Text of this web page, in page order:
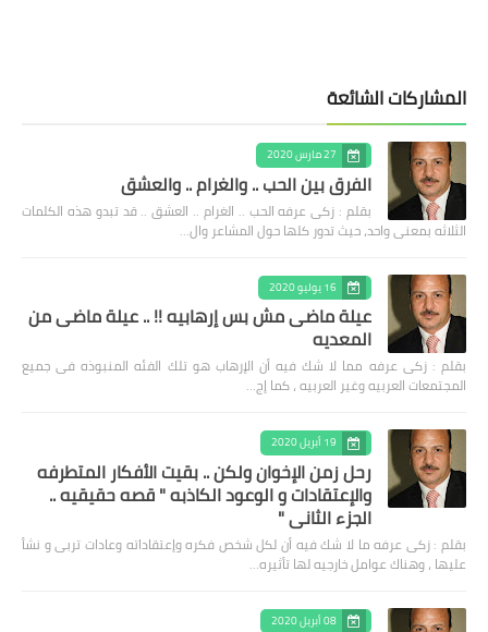
المشاركات الشائعة
27 مارس 2020
الفرق بين الحب .. والغرام .. والعشق
بقلم : زكى عرفه الحب .. الغرام .. العشق .. قد تبدو هذه الكلمات
الثلاثه بمعنى واحد، حيث تدور كلها حول المشاعر وال…
16 يوليو 2020
عيلة ماضى مش بس إرهابيه !! .. عيلة ماضى من
المعديه
بقلم : زكى عرفه مما لا شك فيه أن الإرهاب هو تلك الفئه المنبوذه فى جميع
المجتمعات العربيه وغير العربيه ، كما إج…
19 أبريل 2020
رحل زمن الإخوان ولكن .. بقيت الأفكار المتطرفه
والإعتقادات و الوعود الكاذبه " قصه حقيقيه ..
الجزء الثاني "
بقلم : زكى عرفه ‎ما لا شك فيه أن لكل شخص فكره وإعتقاداته وعادات تربى و نشأ
عليها ، وهناك عوامل خارجيه لها تأثيره…
08 أبريل 2020